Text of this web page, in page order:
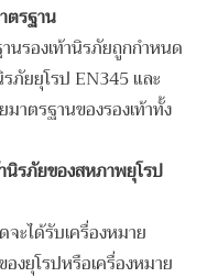
ตรฐาน
รองเท้านิรภัยถูกกำหนด
ภัยยุโรป EN345 และ
าตรฐานของรองเท้าทั้ง
นิรภัยของสหภาพยุโรป
จะได้รับเครื่องหมาย
งยุโรปหรือเครื่องหมาย